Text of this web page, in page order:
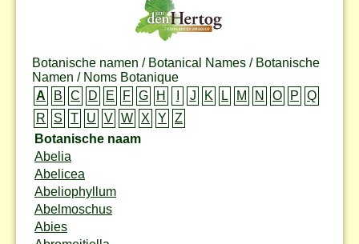
Botanische namen / Botanical Names / Botanische
Namen / Noms Botanique
A
B C D E F G H J K L M N O P
Q
R
S T U V W X Y
Z
Botanische naam
Abelia
Abelicea
Abeliophyllum
Abelmoschus
Abies